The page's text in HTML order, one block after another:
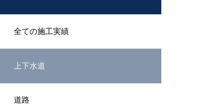
全ての施工実績
上下水道
道路